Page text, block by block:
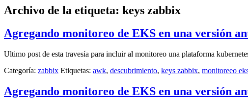
Archivo de la etiqueta: keys zabbix
Agregando monitoreo de EKS en una versión
Ultimo post de esta travesía para incluir al monitoreo una plataforma
Categoría: zabbix Etiquetas: awk, descubrimiento, keys zabbix, monitoreeo
Agregando monitoreo de EKS en una versión